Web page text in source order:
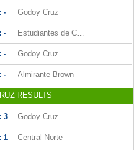
- Godoy Cruz
- Estudiantes de Caseros
- Godoy Cruz
- Almirante Brown
RESULTS
3 Godoy Cruz
1 Central Norte